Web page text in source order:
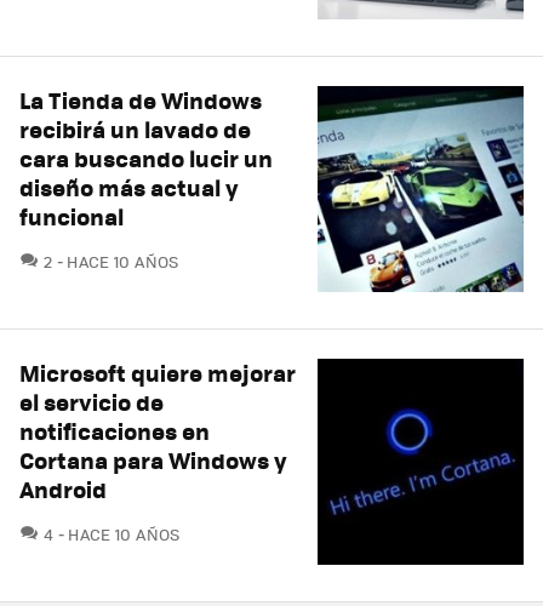
La Tienda de Windows
recibirá un lavado de
cara buscando lucir un
diseño más actual y
funcional
2 COMENTARIOS
HACE 10 AÑOS
Microsoft quiere mejorar
el servicio de
notificaciones en
Cortana para Windows y
Android
4 COMENTARIOS
HACE 10 AÑOS